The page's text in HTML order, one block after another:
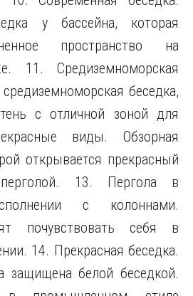
у бассейна, которая
пространство на
11. Средиземноморская
беседка,
с отличной зоной для
виды. Обзорная
открывается прекрасный
13. Пергола в
с колоннами.
почувствовать себя в
14. Прекрасная беседка.
защищена белой беседкой.